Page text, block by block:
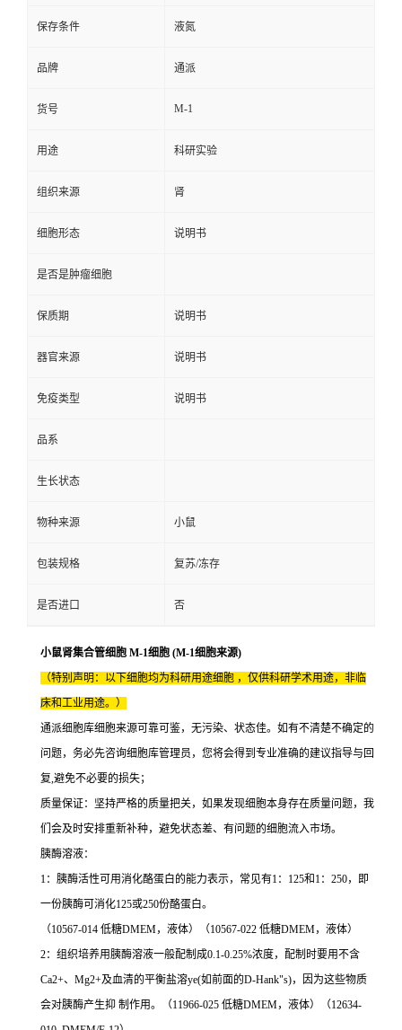
保存条件 液氮
品牌 通派
货号 M-1
用途 科研实验
组织来源 肾
细胞形态 说明书
是否是肿瘤细胞
保质期 说明书
器官来源 说明书
免疫类型 说明书
品系
生长状态
物种来源 小鼠
包装规格 复苏/冻存
是否进口 否
小鼠肾集合管细胞 M-1细胞 (M-1细胞来源)
（特别声明：以下细胞均为科研用途细胞 ，仅供科研学术用途，非临
床和工业用途。）
通派细胞库细胞来源可靠可鉴，无污染、状态佳。如有不清楚不确定的
问题，务必先咨询细胞库管理员，您将会得到专业准确的建议指导与回
复,避免不必要的损失；
质量保证：坚持严格的质量把关，如果发现细胞本身存在质量问题，我
们会及时安排重新补种，避免状态差、有问题的细胞流入市场。
胰酶溶液：
1：胰酶活性可用消化酪蛋白的能力表示，常见有1：125和1：250，即
一份胰酶可消化125或250份酪蛋白。
（10567-014 低糖DMEM，液体）（10567-022 低糖DMEM，液体）
2：组织培养用胰酶溶液一般配制成0.1-0.25%浓度，配制时要用不含
Ca2+、Mg2+及血清的平衡盐溶ye(如前面的D-Hank"s)，因为这些物质
会对胰酶产生抑 制作用。（11966-025 低糖DMEM，液体）（12634-